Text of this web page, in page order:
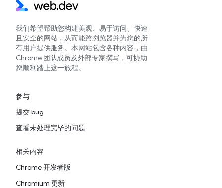
我们希望帮助您构建美观、易于访问、快速
且安全的网站，从而能跨浏览器并为您的所
有用户提供服务。本网站包含各种内容，由
Chrome 团队成员及外部专家撰写，可协助
您顺利踏上这一旅程。
参与
提交 bug
查看未处理完毕的问题
相关内容
Chrome 开发者版
Chromium 更新